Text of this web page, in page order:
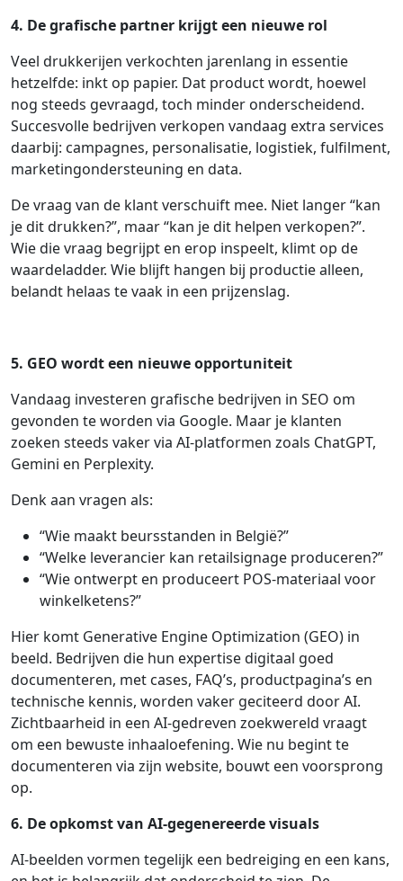
4. De grafische partner krijgt een nieuwe rol
Veel drukkerijen verkochten jarenlang in essentie
hetzelfde: inkt op papier. Dat product wordt, hoewel
nog steeds gevraagd, toch minder onderscheidend.
Succesvolle bedrijven verkopen vandaag extra services
daarbij: campagnes, personalisatie, logistiek, fulfilment,
marketingondersteuning en data.
De vraag van de klant verschuift mee. Niet langer “kan
je dit drukken?”, maar “kan je dit helpen verkopen?”.
Wie die vraag begrijpt en erop inspeelt, klimt op de
waardeladder. Wie blijft hangen bij productie alleen,
belandt helaas te vaak in een prijzenslag.
5. GEO wordt een nieuwe opportuniteit
Vandaag investeren grafische bedrijven in SEO om
gevonden te worden via Google. Maar je klanten
zoeken steeds vaker via AI-platformen zoals ChatGPT,
Gemini en Perplexity.
Denk aan vragen als:
“Wie maakt beursstanden in België?”
“Welke leverancier kan retailsignage produceren?”
“Wie ontwerpt en produceert POS-materiaal voor
winkelketens?”
Hier komt Generative Engine Optimization (GEO) in
beeld. Bedrijven die hun expertise digitaal goed
documenteren, met cases, FAQ’s, productpagina’s en
technische kennis, worden vaker geciteerd door AI.
Zichtbaarheid in een AI-gedreven zoekwereld vraagt
om een bewuste inhaaloefening. Wie nu begint te
documenteren via zijn website, bouwt een voorsprong
op.
6. De opkomst van AI-gegenereerde visuals
AI-beelden vormen tegelijk een bedreiging en een kans,